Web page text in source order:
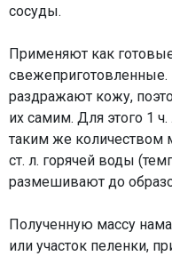
сосуды.
Применяют как
свежеприготовленные.
раздражают кожу,
их самим. Для этого 1
таким же количеством
ст. л. горячей воды
размешивают до
Полученную массу
или участок пеленки,